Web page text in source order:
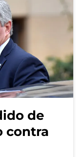
de
contra